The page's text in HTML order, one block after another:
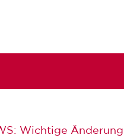
Wichtige